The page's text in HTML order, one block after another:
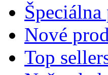
Nové
Top